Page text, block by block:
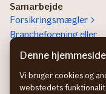
Samarbejde
Forsikringsmægler
Brancheforening eller
organisation
If vejhjælp Europa
Bliv partner
Denne
Vi bruger cookies og
webstedets